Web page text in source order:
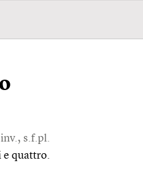
s.f.pl.
e quattro.